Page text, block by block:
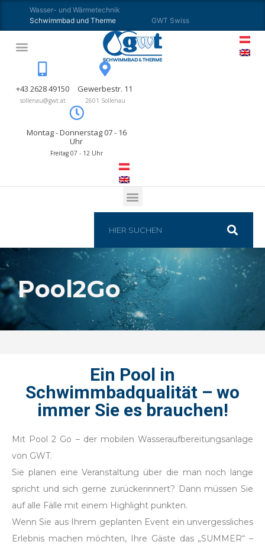
Wasser- und Wärmetechnik
Schwimmbad und Therme
GWT Swiss
+43 2628 49150
sollenau@gwt.at
Gewerbestr. 11
2601 Sollenau
Montag - Donnerstag 07 - 16
Uhr
Freitag 07 - 12 Uhr
Pool2Go
Ein Pool in
Schwimmbadqualität – wo
immer Sie es brauchen!
Mit Pool 2 Go – der mobilen Wasseraufbereitungsanlage
von GWT.
Sie planen eine Veranstaltung über die man noch lange
spricht und sich gerne zurückerinnert? Dann müssen Sie
auf alle Fälle mit einem Highlight punkten.
Wenn Sie aus Ihrem geplanten Event ein unvergessliches
Erlebnis machen möchten, Ihre Gäste das „SUMMER“ –